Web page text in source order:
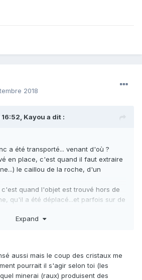
2018
Kayou a dit :
a été transporté... venant d'où ?
en place, c'est quand il faut extraire
le caillou de la roche, d'un
c'est quand l'objet est trouvé hors de
qu'il a été déplacé...et parfois sur de
chose d'artificiel, un résidu de
avis.
Expand
aussi mais le coup des cristaux me
pourrait il s'agir selon toi (les
minerai (raux) produisent des